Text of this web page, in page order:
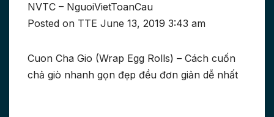
NVTC – NguoiVietToanCau
Posted on TTE June 13, 2019 3:43 am
Cuon Cha Gio (Wrap Egg Rolls) – Cách cuốn
chả giò nhanh gọn đẹp đều đơn giản dễ nhất